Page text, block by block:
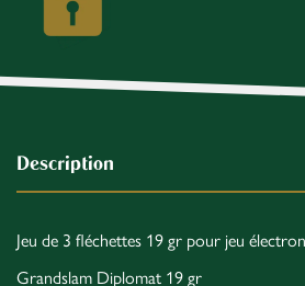
Description
Jeu de 3 fléchettes 19 gr pour jeu
Grandslam Diplomat 19 gr